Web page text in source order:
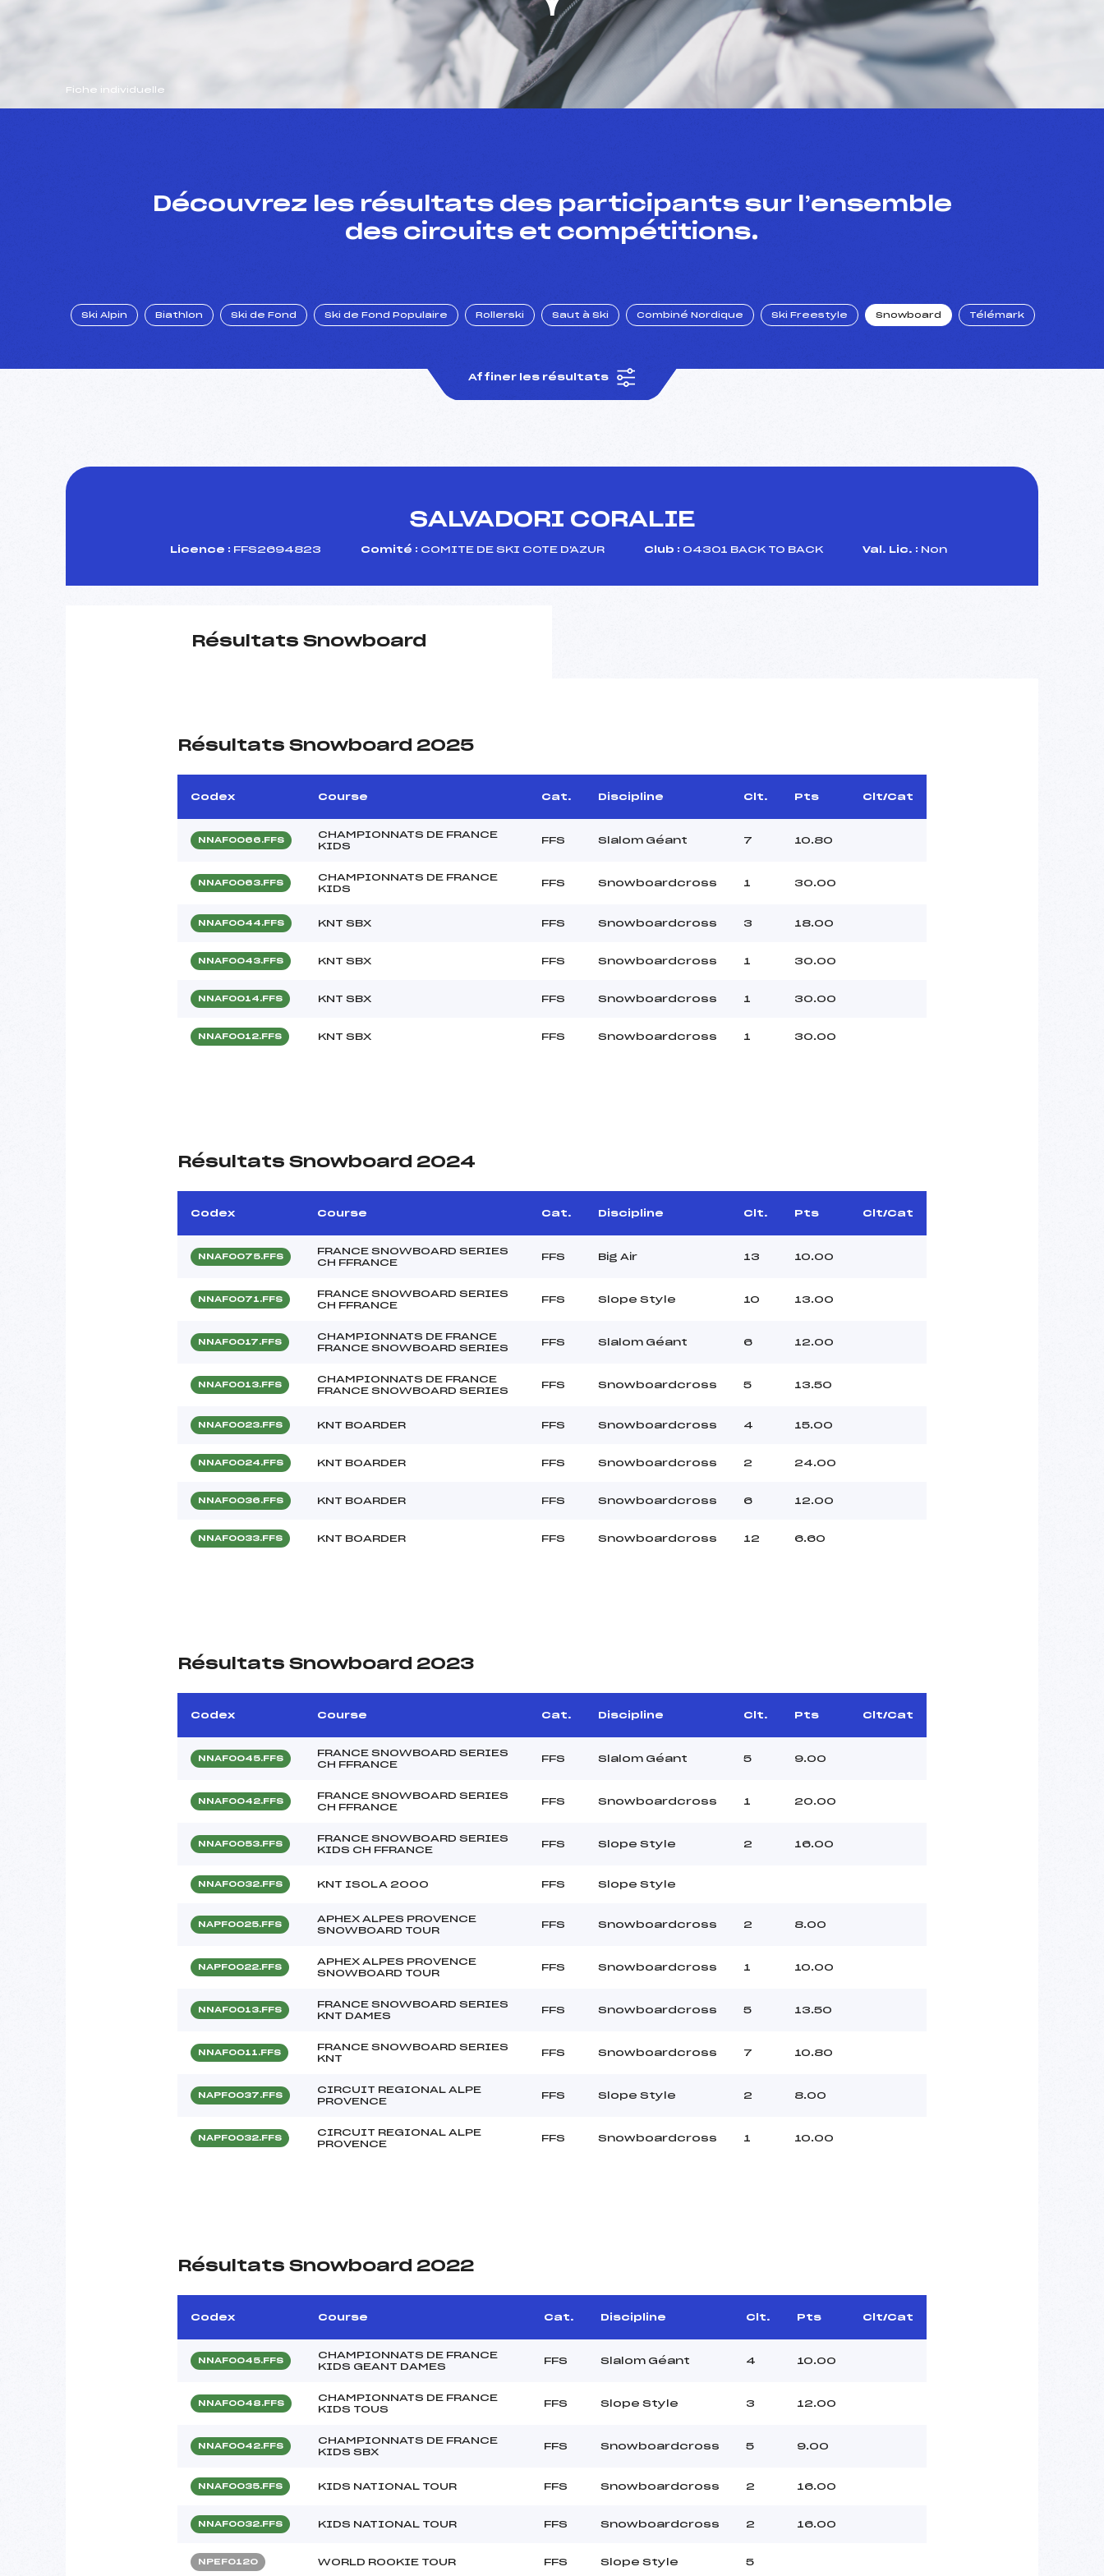
Fiche individuelle
Découvrez les résultats des participants sur l’ensemble
des circuits et compétitions.
Ski Alpin Biathlon Ski de Fond Ski de Fond Populaire Rollerski Saut à Ski Combiné Nordique Ski Freestyle Snowboard Télémark
Affiner les résultats
SALVADORI CORALIE
Licence : FFS2694823 Comité : COMITE DE SKI COTE D'AZUR Club : 04301 BACK TO BACK Val. Lic. : Non
Résultats Snowboard
Résultats Snowboard 2025
Codex Course Cat. Discipline Clt. Pts Clt/Cat
NNAF0066.FFS
CHAMPIONNATS DE FRANCE
KIDS
FFS Slalom Géant 7 10.80
NNAF0063.FFS
CHAMPIONNATS DE FRANCE
KIDS
FFS Snowboardcross 1 30.00
NNAF0044.FFS KNT SBX FFS Snowboardcross 3 18.00
NNAF0043.FFS KNT SBX FFS Snowboardcross 1 30.00
NNAF0014.FFS KNT SBX FFS Snowboardcross 1 30.00
NNAF0012.FFS KNT SBX FFS Snowboardcross 1 30.00
Résultats Snowboard 2024
Codex Course Cat. Discipline Clt. Pts Clt/Cat
NNAF0075.FFS
FRANCE SNOWBOARD SERIES
CH FFRANCE
FFS Big Air 13 10.00
NNAF0071.FFS
FRANCE SNOWBOARD SERIES
CH FFRANCE
FFS Slope Style 10 13.00
NNAF0017.FFS
CHAMPIONNATS DE FRANCE
FRANCE SNOWBOARD SERIES
FFS Slalom Géant 6 12.00
NNAF0013.FFS
CHAMPIONNATS DE FRANCE
FRANCE SNOWBOARD SERIES
FFS Snowboardcross 5 13.50
NNAF0023.FFS KNT BOARDER FFS Snowboardcross 4 15.00
NNAF0024.FFS KNT BOARDER FFS Snowboardcross 2 24.00
NNAF0036.FFS KNT BOARDER FFS Snowboardcross 6 12.00
NNAF0033.FFS KNT BOARDER FFS Snowboardcross 12 6.60
Résultats Snowboard 2023
Codex Course Cat. Discipline Clt. Pts Clt/Cat
NNAF0045.FFS
FRANCE SNOWBOARD SERIES
CH FFRANCE
FFS Slalom Géant 5 9.00
NNAF0042.FFS
FRANCE SNOWBOARD SERIES
CH FFRANCE
FFS Snowboardcross 1 20.00
NNAF0053.FFS
FRANCE SNOWBOARD SERIES
KIDS CH FFRANCE
FFS Slope Style 2 16.00
NNAF0032.FFS KNT ISOLA 2000 FFS Slope Style
NAPF0025.FFS
APHEX ALPES PROVENCE
SNOWBOARD TOUR
FFS Snowboardcross 2 8.00
NAPF0022.FFS
APHEX ALPES PROVENCE
SNOWBOARD TOUR
FFS Snowboardcross 1 10.00
NNAF0013.FFS
FRANCE SNOWBOARD SERIES
KNT DAMES
FFS Snowboardcross 5 13.50
NNAF0011.FFS
FRANCE SNOWBOARD SERIES
KNT
FFS Snowboardcross 7 10.80
NAPF0037.FFS
CIRCUIT REGIONAL ALPE
PROVENCE
FFS Slope Style 2 8.00
NAPF0032.FFS
CIRCUIT REGIONAL ALPE
PROVENCE
FFS Snowboardcross 1 10.00
Résultats Snowboard 2022
Codex Course Cat. Discipline Clt. Pts Clt/Cat
NNAF0045.FFS
CHAMPIONNATS DE FRANCE
KIDS GEANT DAMES
FFS Slalom Géant 4 10.00
NNAF0048.FFS
CHAMPIONNATS DE FRANCE
KIDS TOUS
FFS Slope Style 3 12.00
NNAF0042.FFS
CHAMPIONNATS DE FRANCE
KIDS SBX
FFS Snowboardcross 5 9.00
NNAF0035.FFS KIDS NATIONAL TOUR FFS Snowboardcross 2 16.00
NNAF0032.FFS KIDS NATIONAL TOUR FFS Snowboardcross 2 16.00
NPEF0120 WORLD ROOKIE TOUR FFS Slope Style 5